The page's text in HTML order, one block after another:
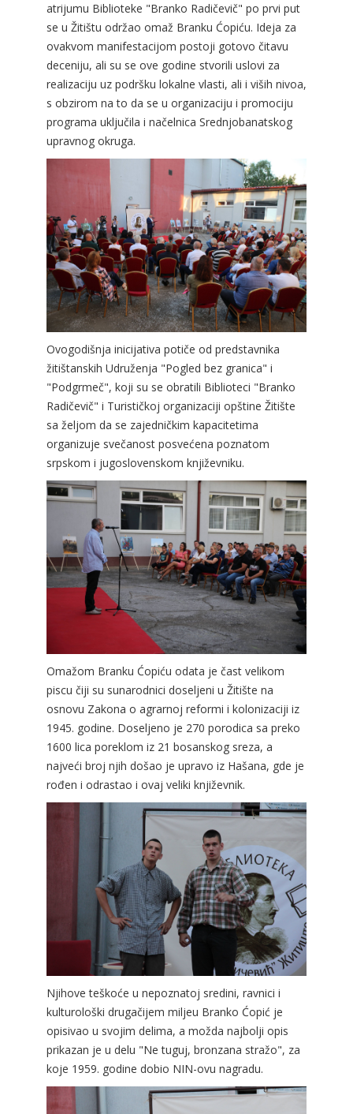
atrijumu Biblioteke "Branko Radičevič" po prvi put
se u Žitištu održao omaž Branku Ćopiću. Ideja za
ovakvom manifestacijom postoji gotovo čitavu
deceniju, ali su se ove godine stvorili uslovi za
realizaciju uz podršku lokalne vlasti, ali i viših nivoa,
s obzirom na to da se u organizaciju i promociju
programa uključila i načelnica Srednjobanatskog
upravnog okruga.
Ovogodišnja inicijativa potiče od predstavnika
žitištanskih Udruženja "Pogled bez granica" i
"Podgrmeč", koji su se obratili Biblioteci "Branko
Radičevič" i Turističkoj organizaciji opštine Žitište
sa željom da se zajedničkim kapacitetima
organizuje svečanost posvećena poznatom
srpskom i jugoslovenskom književniku.
Omažom Branku Ćopiću odata je čast velikom
piscu čiji su sunarodnici doseljeni u Žitište na
osnovu Zakona o agrarnoj reformi i kolonizaciji iz
1945. godine. Doseljeno je 270 porodica sa preko
1600 lica poreklom iz 21 bosanskog sreza, a
najveći broj njih došao je upravo iz Hašana, gde je
rođen i odrastao i ovaj veliki književnik.
Njihove teškoće u nepoznatoj sredini, ravnici i
kulturološki drugačijem miljeu Branko Ćopić je
opisivao u svojim delima, a možda najbolji opis
prikazan je u delu "Ne tuguj, bronzana stražo", za
koje 1959. godine dobio NIN-ovu nagradu.